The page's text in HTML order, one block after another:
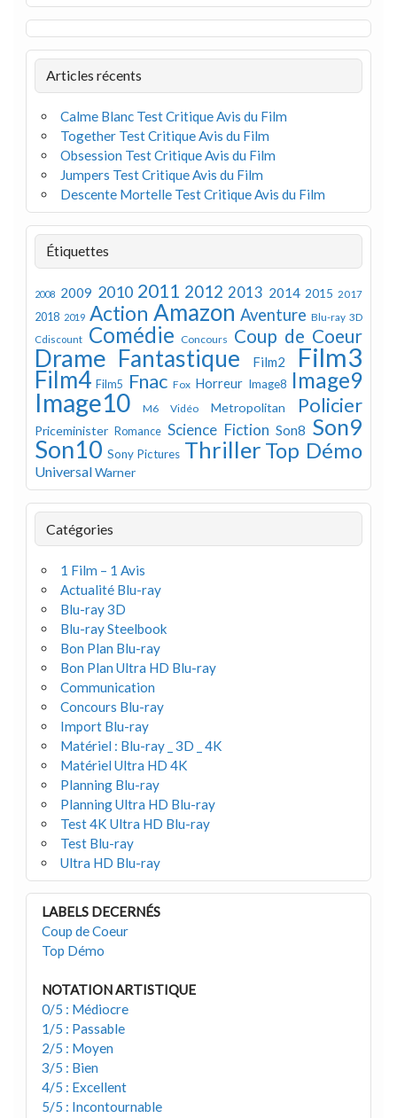
Articles récents
Calme Blanc Test Critique Avis du Film
Together Test Critique Avis du Film
Obsession Test Critique Avis du Film
Jumpers Test Critique Avis du Film
Descente Mortelle Test Critique Avis du Film
Étiquettes
2008 2009 2010 2011 2012 2013 2014 2015 2017
2018 2019 Action Amazon Aventure Blu-ray 3D
Cdiscount Comédie Concours Coup de Coeur
Drame Fantastique Film2 Film3
Film4 Film5 Fnac Fox Horreur Image8 Image9
Image10 M6 Vidéo Metropolitan Policier
Priceminister Romance Science Fiction Son8 Son9
Son10 Sony Pictures Thriller Top Démo
UniversalWarner
Catégories
1 Film – 1 Avis
Actualité Blu-ray
Blu-ray 3D
Blu-ray Steelbook
Bon Plan Blu-ray
Bon Plan Ultra HD Blu-ray
Communication
Concours Blu-ray
Import Blu-ray
Matériel : Blu-ray _ 3D _ 4K
Matériel Ultra HD 4K
Planning Blu-ray
Planning Ultra HD Blu-ray
Test 4K Ultra HD Blu-ray
Test Blu-ray
Ultra HD Blu-ray
LABELS DECERNÉS
Coup de Coeur
Top Démo
NOTATION ARTISTIQUE
0/5 : Médiocre
1/5 : Passable
2/5 : Moyen
3/5 : Bien
4/5 : Excellent
5/5 : Incontournable